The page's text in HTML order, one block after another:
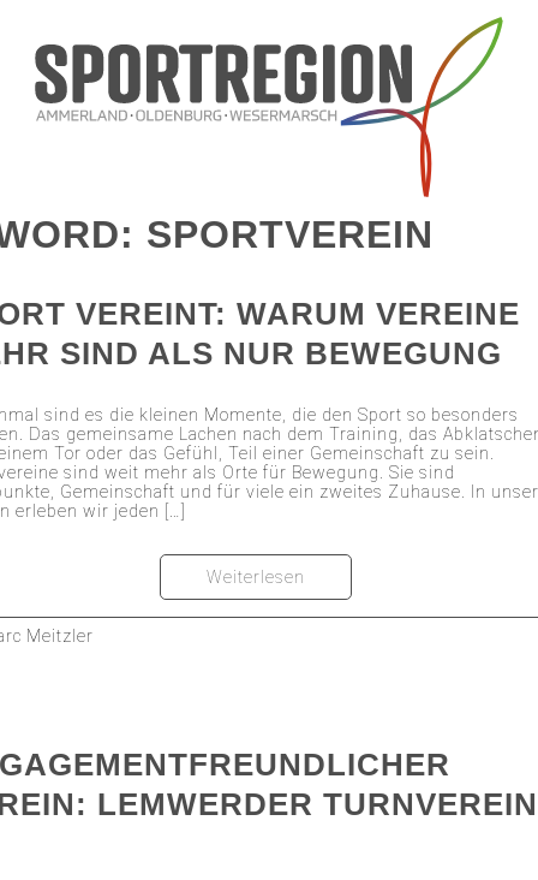
SPORTVEREIN
VEREINT: WARUM VEREINE
SIND ALS NUR BEWEGUNG
sind es die kleinen Momente, die den Sport so besonders
Das gemeinsame Lachen nach dem Training, das
Tor oder das Gefühl, Teil einer Gemeinschaft zu sein.
sind weit mehr als Orte für Bewegung. Sie sind
Gemeinschaft und für viele ein zweites Zuhause. In
erleben wir jeden […]
Weiterlesen
Meitzler
LEMWERDER TURNVEREIN